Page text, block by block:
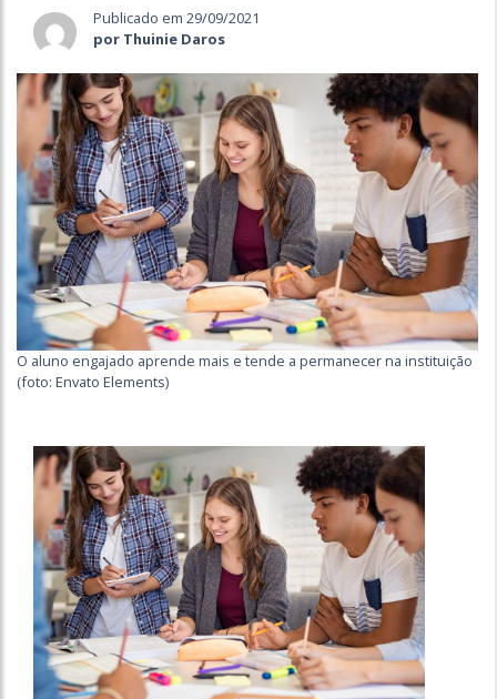
Publicado em 29/09/2021
por Thuinie Daros
O aluno engajado aprende mais e tende a permanecer na instituição
(foto: Envato Elements)